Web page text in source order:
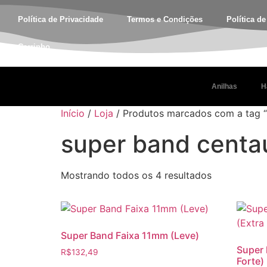
Política de Privacidade Termos e Condições Política
Carrinho
Anilhas
Início / Loja / Produtos marcados com a tag
super band
Mostrando todos os 4 resultados
Super Band Faixa 11mm (Leve)
R$132,49
Super
Forte)